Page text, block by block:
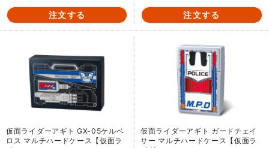
仮面ライダーアギト GX-05ケルベ
ロス マルチハードケース【仮面ラ
仮面ライダーアギト ガードチェイ
サー マルチハードケース【仮面ラ